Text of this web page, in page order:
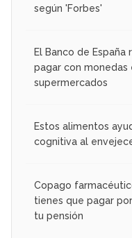
según 'Forbes'
El Banco de
pagar con monedas
supermercados
Estos alimentos
cognitiva al
Copago
tienes que pagar
tu pensión